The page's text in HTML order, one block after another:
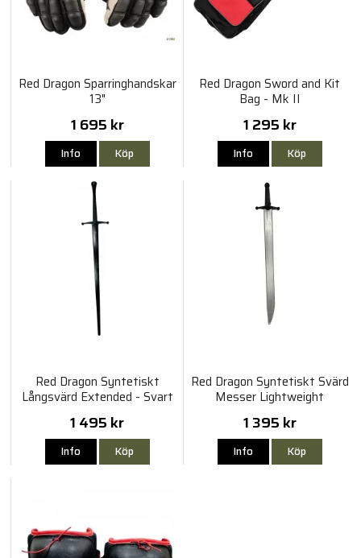
Red Dragon Sparringhandskar
13"
1 695 kr
Info Köp
Red Dragon Sword and Kit
Bag - Mk II
1 295 kr
Info Köp
Red Dragon Syntetiskt
Långsvärd Extended - Svart
1 495 kr
Info Köp
Red Dragon Syntetiskt Svärd
Messer Lightweight
1 395 kr
Info Köp